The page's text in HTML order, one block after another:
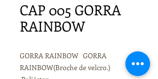
CAP 005 GORRA
RAINBOW
GORRA RAINBOW GORRA
RAINBOW(Broche de velcro.)